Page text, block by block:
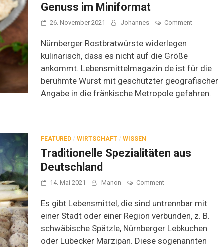
Genuss im Miniformat
26. November 2021 Johannes Commenton
im
Miniformat
Nürnberger Rostbratwürste widerlegen
kulinarisch, dass es nicht auf die Größe
ankommt. Lebensmittelmagazin.de ist für die
berühmte Wurst mit geschützter geografischer
Angabe in die fränkische Metropole gefahren.
FEATURED / WIRTSCHAFT / WISSEN
Traditionelle Spezialitäten aus
Deutschland
14. Mai 2021 Manon Commenton
Spezialitäten
Deutschland
Es gibt Lebensmittel, die sind untrennbar mit
einer Stadt oder einer Region verbunden, z. B.
schwäbische Spätzle, Nürnberger Lebkuchen
oder Lübecker Marzipan. Diese sogenannten